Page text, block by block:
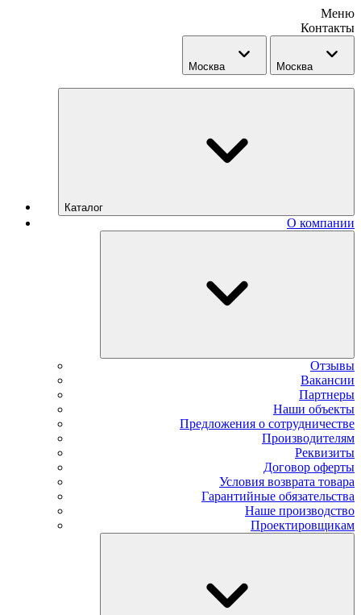
Меню
Контакты
Москва Москва
Каталог
О компании
Отзывы
Вакансии
Партнеры
Наши объекты
Предложения о сотрудничестве
Производителям
Реквизиты
Договор оферты
Условия возврата товара
Гарантийные обязательства
Наше производство
Проектировщикам